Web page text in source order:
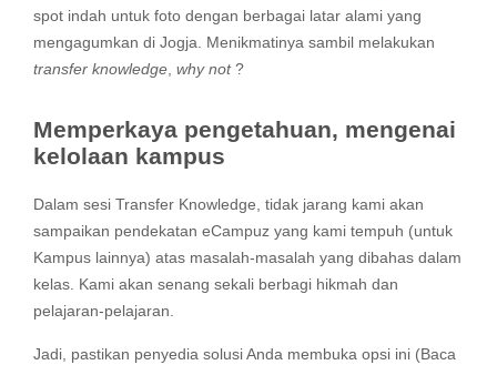
spot indah untuk foto dengan berbagai latar alami yang
mengagumkan di Jogja. Menikmatinya sambil melakukan
transfer knowledge, why not?
Memperkaya pengetahuan, mengenai
kelolaan kampus
Dalam sesi Transfer Knowledge, tidak jarang kami akan
sampaikan pendekatan eCampuz yang kami tempuh (untuk
Kampus lainnya) atas masalah-masalah yang dibahas dalam
kelas. Kami akan senang sekali berbagi hikmah dan
pelajaran-pelajaran.
Jadi, pastikan penyedia solusi Anda membuka opsi ini (Baca